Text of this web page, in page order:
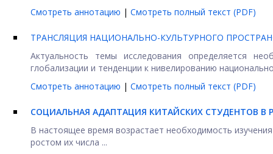
Смотреть аннотацию | Смотреть полный текст (PDF)
ТРАНСЛЯЦИЯ НАЦИОНАЛЬНО-КУЛЬТУРНОГО
Актуальность темы исследования определяется
глобализации и тенденции к нивелированию
Смотреть аннотацию | Смотреть полный текст (PDF)
СОЦИАЛЬНАЯ АДАПТАЦИЯ КИТАЙСКИХ СТУДЕНТОВ В
В настоящее время возрастает необходимость
ростом их числа ...